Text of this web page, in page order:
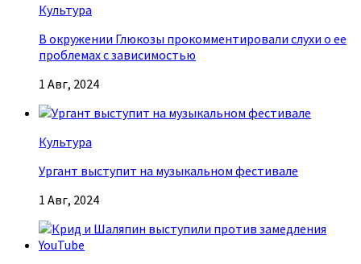
Культура
В окружении Глюкозы прокомментировали слухи о ее
проблемах с зависимостью
1 Авг, 2024
Культура
Ургант выступит на музыкальном фестивале
1 Авг, 2024